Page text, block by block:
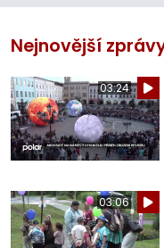
Nejnovější
03:24
03:06